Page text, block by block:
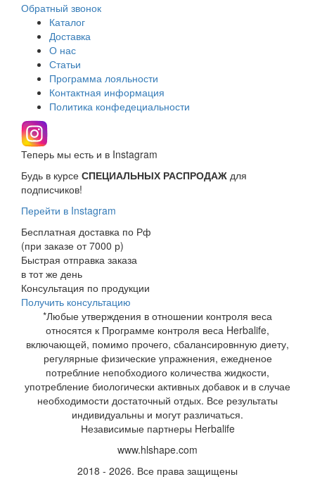
Обратный звонок
Каталог
Доставка
О нас
Статьи
Программа лояльности
Контактная информация
Политика конфедециальности
Теперь мы есть и в Instagram
Будь в курсе СПЕЦИАЛЬНЫХ РАСПРОДАЖ для
подписчиков!
Перейти в Instagram
Бесплатная доставка по Рф
(при заказе от 7000 р)
Быстрая отправка заказа
в тот же день
Консультация по продукции
Получить консультацию
*Любые утверждения в отношении контроля веса
относятся к Программе контроля веса Herbalife,
включающей, помимо прочего, сбалансировнную диету,
регулярные физические упражнения, ежедненое
потреблние непобходиого количества жидкости,
употребление биологически активных добавок и в случае
необходимости достаточный отдых. Все результаты
индивидуальны и могут различаться.
Независимые партнеры Herbalife
www.hlshape.com
2018 - 2026. Все права защищены